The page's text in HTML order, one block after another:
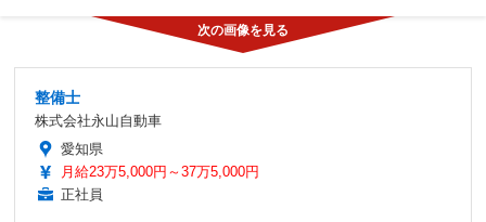
整備士
株式会社永山自動車
愛知県
月給23万5,000円～37万5,000円
正社員